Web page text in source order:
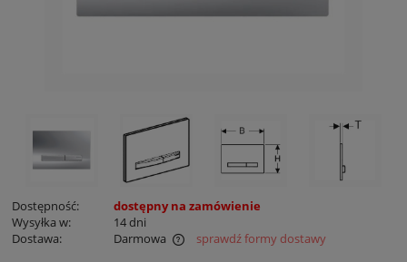
Dostępność:
dostępny na zamówienie
Wysyłka w:
14 dni
Dostawa:
Darmowa
sprawdź formy dostawy